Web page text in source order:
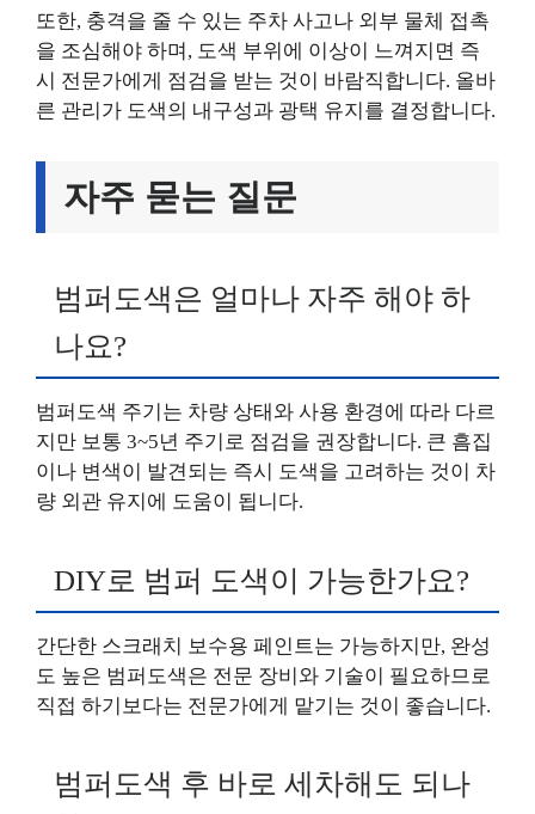
또한, 충격을 줄 수 있는 주차 사고나 외부 물체 접촉
을 조심해야 하며, 도색 부위에 이상이 느껴지면 즉
시 전문가에게 점검을 받는 것이 바람직합니다. 올바
른 관리가 도색의 내구성과 광택 유지를 결정합니다.
자주 묻는 질문
범퍼도색은 얼마나 자주 해야 하
나요?
범퍼도색 주기는 차량 상태와 사용 환경에 따라 다르
지만 보통 3~5년 주기로 점검을 권장합니다. 큰 흠집
이나 변색이 발견되는 즉시 도색을 고려하는 것이 차
량 외관 유지에 도움이 됩니다.
DIY로 범퍼 도색이 가능한가요?
간단한 스크래치 보수용 페인트는 가능하지만, 완성
도 높은 범퍼도색은 전문 장비와 기술이 필요하므로
직접 하기보다는 전문가에게 맡기는 것이 좋습니다.
범퍼도색 후 바로 세차해도 되나